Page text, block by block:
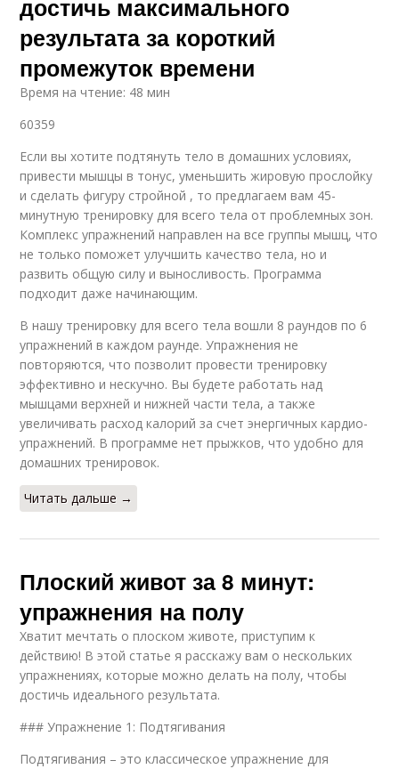
достичь максимального
результата за короткий
промежуток времени
Время на чтение: 48 мин
60359
Если вы хотите подтянуть тело в домашних условиях,
привести мышцы в тонус, уменьшить жировую прослойку
и сделать фигуру стройной , то предлагаем вам 45-
минутную тренировку для всего тела от проблемных зон.
Комплекс упражнений направлен на все группы мышц, что
не только поможет улучшить качество тела, но и
развить общую силу и выносливость. Программа
подходит даже начинающим.
В нашу тренировку для всего тела вошли 8 раундов по 6
упражнений в каждом раунде. Упражнения не
повторяются, что позволит провести тренировку
эффективно и нескучно. Вы будете работать над
мышцами верхней и нижней части тела, а также
увеличивать расход калорий за счет энергичных кардио-
упражнений. В программе нет прыжков, что удобно для
домашних тренировок.
Читать дальше →
Плоский живот за 8 минут:
упражнения на полу
Хватит мечтать о плоском животе, приступим к
действию! В этой статье я расскажу вам о нескольких
упражнениях, которые можно делать на полу, чтобы
достичь идеального результата.
### Упражнение 1: Подтягивания
Подтягивания – это классическое упражнение для